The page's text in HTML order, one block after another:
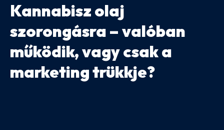
Kannabisz olaj
szorongásra – valóban
működik, vagy csak a
marketing trükkje?